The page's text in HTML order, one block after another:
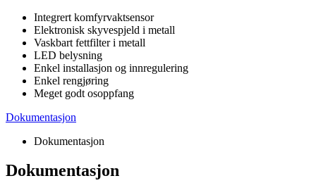
Integrert komfyrvaktsensor
Elektronisk skyvespjeld i metall
Vaskbart fettfilter i metall
LED belysning
Enkel installasjon og innregulering
Enkel rengjøring
Meget godt osoppfang
Dokumentasjon
Dokumentasjon
Dokumentasjon